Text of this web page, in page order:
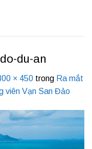
du-an
× 450 trong Ra mắt
viên Vạn San Đảo